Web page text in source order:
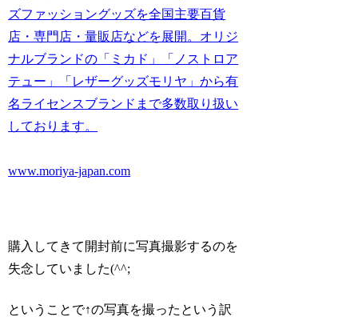
ズファッショングッズを全国主要百貨
店・専門店・量販店などを展開。オリジ
ナルブランドの「ミカド」「ノストロア
テュー」「レザーグッズモリヤ」から有
名ライセンスブランドまで多数取り扱い
しております。
www.moriya-japan.com
購入してきて開封前に写真撮影するのを
失念していました(^^;
ということで↑の写真を撮ったという訳